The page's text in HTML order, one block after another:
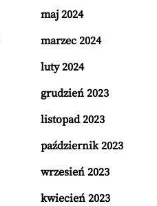
maj 2024
marzec 2024
luty 2024
grudzień 2023
listopad 2023
październik 2023
wrzesień 2023
kwiecień 2023